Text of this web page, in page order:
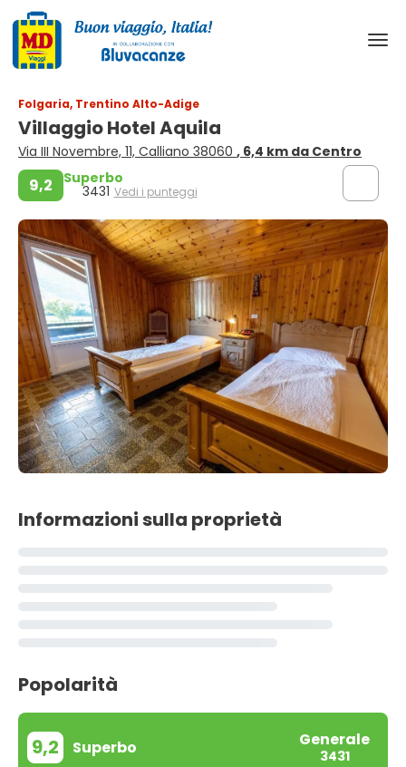
Folgaria, Trentino Alto-Adige
Villaggio Hotel Aquila
Via III Novembre, 11, Calliano 38060 , 6,4 km da Centro
9,2 Superbo
3431 Vedi i punteggi
Informazioni sulla proprietà
Popolarità
9,2 Superbo Generale
3431